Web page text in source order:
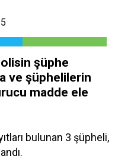
şüphe
ve şüphelilerin
madde ele
bulunan 3 şüpheli,